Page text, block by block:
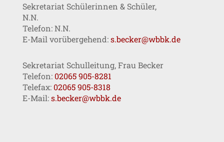
Sekretariat Schülerinnen & Schüler,
N.N.
Telefon: N.N.
E-Mail vorübergehend:s.becker@wbbk.de
Sekretariat Schulleitung, Frau Becker
Telefon: 02065 905-8281
Telefax: 02065 905-8318
E-Mail:s.becker@wbbk.de